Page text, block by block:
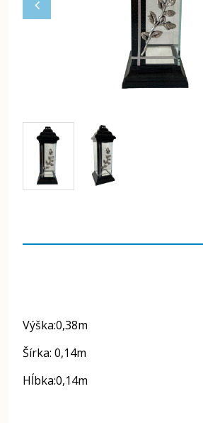
Výška:0,38m
Šírka: 0,14m
Hĺbka:0,14m